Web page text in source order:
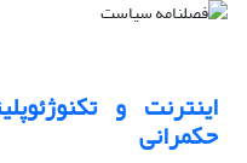
اینترنت و
حکمرانی